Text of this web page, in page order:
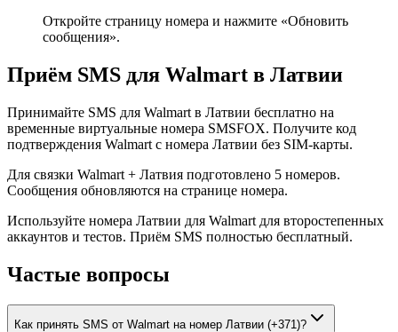
Откройте страницу номера и нажмите «Обновить
сообщения».
Приём SMS для Walmart в Латвии
Принимайте SMS для Walmart в Латвии бесплатно на
временные виртуальные номера SMSFOX. Получите код
подтверждения Walmart с номера Латвии без SIM-карты.
Для связки Walmart + Латвия подготовлено 5 номеров.
Сообщения обновляются на странице номера.
Используйте номера Латвии для Walmart для второстепенных
аккаунтов и тестов. Приём SMS полностью бесплатный.
Частые вопросы
Как принять SMS от Walmart на номер Латвии (+371)?